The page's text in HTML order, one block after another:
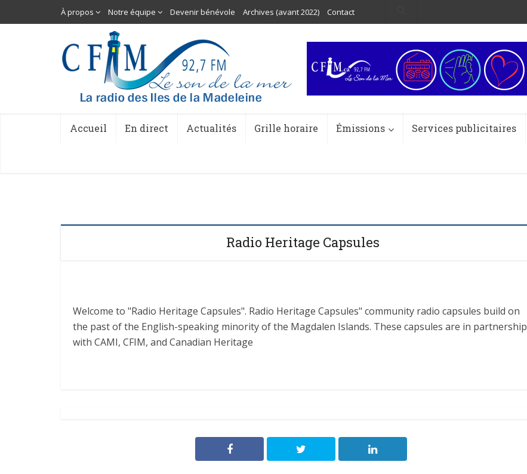
À propos Notre équipe Devenir bénévole Archives (avant 2022) Contact
Accueil En direct Actualités Grille horaire Émissions Services publicitaires
Radio Heritage Capsules
Welcome to "Radio Heritage Capsules". Radio Heritage Capsules" community radio capsules build on
the past of the English-speaking minority of the Magdalen Islands. These capsules are in partnership
with CAMI, CFIM, and Canadian Heritage